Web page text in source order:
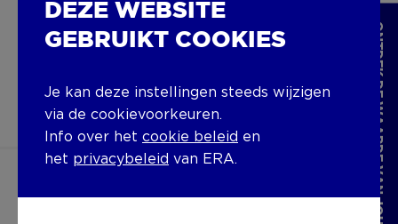
ONTDEK DE WAARDE VAN JOUW WONING
ERA THUIS
https://https://
DEZE WEBSITE
GEBRUIKT COOKIES
Je kan deze instellingen steeds wijzigen
via de cookievoorkeuren.
Info over het cookie beleid en
het privacybeleid van ERA.